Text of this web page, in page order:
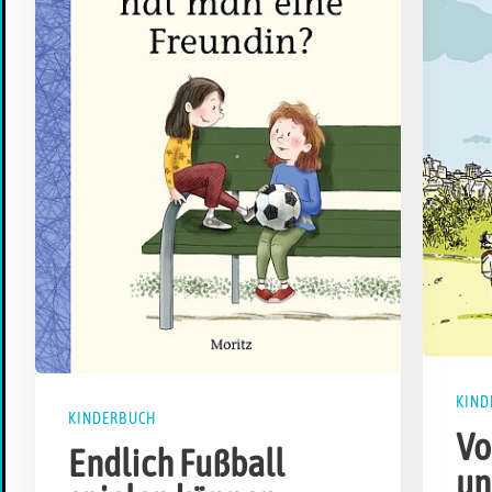
KINDERBUCH
Endlich Fußball